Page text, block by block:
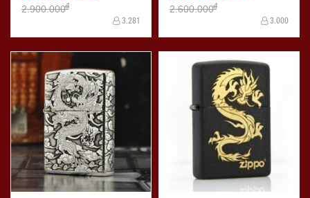
2.900.000đ
3.281
2.600.000đ
3.000